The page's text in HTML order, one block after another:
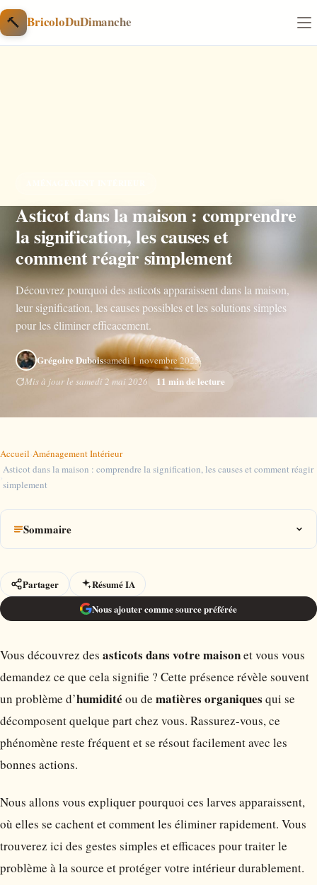
Aller au contenu
🔨 BricoloDuDimanche
Asticot dans la maison : comprendre
la signification, les causes et
comment réagir simplement
Découvrez pourquoi des asticots apparaissent dans la maison,
leur signification, les causes possibles et les solutions simples
pour les éliminer efficacement.
Grégoire Duboissamedi 1 novembre 2025
Mis à jour le samedi 2 mai 2026
11 min de lecture
Accueil›Aménagement Intérieur
›
Asticot dans la maison : comprendre la signification, les causes et comment réagir
simplement
Sommaire
Partager
Résumé IA
Nous ajouter comme source préférée
Vous découvrez des asticots dans votre maisonet vous vous
demandez ce que cela signifie ? Cette présence révèle souvent
un problème d’humidité ou de matières organiques qui se
décomposent quelque part chez vous. Rassurez-vous, ce
phénomène reste fréquent et se résout facilement avec les
bonnes actions.
Nous allons vous expliquer pourquoi ces larves apparaissent,
où elles se cachent et comment les éliminer rapidement. Vous
trouverez ici des gestes simples et efficaces pour traiter le
problème à la source et protéger votre intérieur durablement.